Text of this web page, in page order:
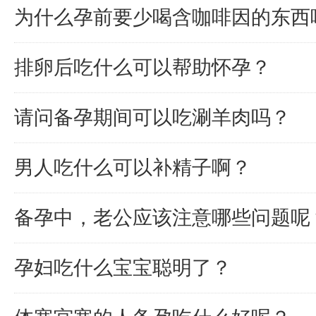
为什么孕前要少喝含咖啡因的东西
排卵后吃什么可以帮助怀孕？
请问备孕期间可以吃涮羊肉吗？
男人吃什么可以补精子啊？
备孕中，老公应该注意哪些问题呢
孕妇吃什么宝宝聪明了？